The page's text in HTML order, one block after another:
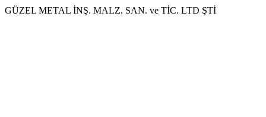
GÜZEL METAL İNŞ. MALZ. SAN. ve TİC. LTD ŞTİ